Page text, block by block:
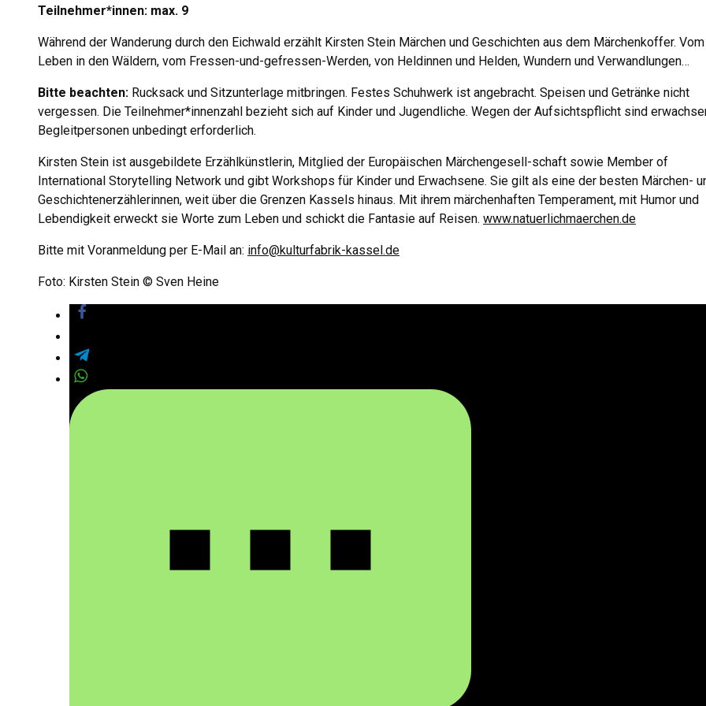
Teilnehmer*innen: max. 9
Während der Wanderung durch den Eichwald erzählt Kirsten Stein Märchen und Geschichten aus dem Märchenkoffer. Vom
Leben in den Wäldern, vom Fressen-und-gefressen-Werden, von Heldinnen und Helden, Wundern und Verwandlungen…
Bitte beachten: Rucksack und Sitzunterlage mitbringen. Festes Schuhwerk ist angebracht. Speisen und Getränke nicht
vergessen. Die Teilnehmer*innenzahl bezieht sich auf Kinder und Jugendliche. Wegen der Aufsichtspflicht sind
Begleitpersonen unbedingt erforderlich.
Kirsten Stein ist ausgebildete Erzählkünstlerin, Mitglied der Europäischen Märchengesell-schaft sowie Member of
International Storytelling Network und gibt Workshops für Kinder und Erwachsene. Sie gilt als eine der besten Märchen-
Geschichtenerzählerinnen, weit über die Grenzen Kassels hinaus. Mit ihrem märchenhaften Temperament, mit Humor und
Lebendigkeit erweckt sie Worte zum Leben und schickt die Fantasie auf Reisen. www.natuerlichmaerchen.de
Bitte mit Voranmeldung per E-Mail an: info@kulturfabrik-kassel.de
Foto: Kirsten Stein © Sven Heine